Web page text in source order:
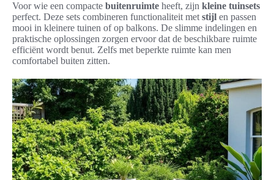
Voor wie een compacte buitenruimte heeft, zijn kleine tuinsets
perfect. Deze sets combineren functionaliteit met stijl en passen
mooi in kleinere tuinen of op balkons. De slimme indelingen en
praktische oplossingen zorgen ervoor dat de beschikbare ruimte
efficiënt wordt benut. Zelfs met beperkte ruimte kan men
comfortabel buiten zitten.